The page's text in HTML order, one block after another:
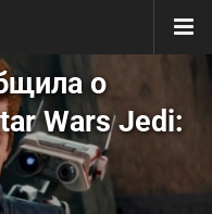
о
Wars Jedi: